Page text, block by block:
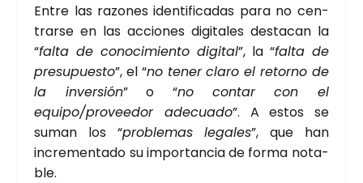
Entre las razo­nes iden­ti­fi­ca­das para no cen­
trar­se en las accio­nes digi­ta­les des­ta­can la
“fal­ta de cono­ci­mien­to digi­tal”, la “fal­ta de
pre­su­pues­to”, el “no tener cla­ro el retorno de
la inver­sión” o “no con­tar con el
equipo/proveedor ade­cua­do”. A estos se
suman los “pro­ble­mas lega­les”, que han
incre­men­ta­do su impor­tan­cia de for­ma nota­
ble.